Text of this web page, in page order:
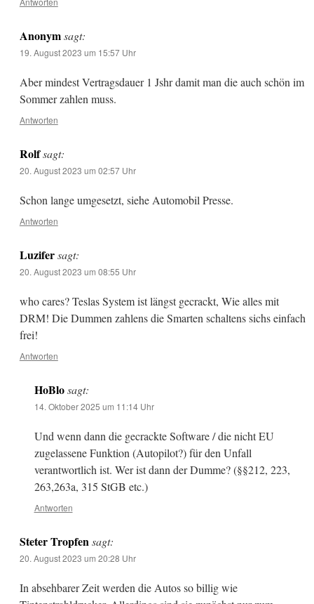
Anonym sagt:
19. August 2023 um 15:57 Uhr
Aber mindest Vertragsdauer 1 Jshr damit man die auch schön im
Sommer zahlen muss.
Antworten
Rolf sagt:
20. August 2023 um 02:57 Uhr
Schon lange umgesetzt, siehe Automobil Presse.
Antworten
Luzifer sagt:
20. August 2023 um 08:55 Uhr
who cares? Teslas System ist längst gecrackt, Wie alles mit
DRM! Die Dummen zahlens die Smarten schaltens sichs einfach
frei!
Antworten
HoBlo sagt:
14. Oktober 2025 um 11:14 Uhr
Und wenn dann die gecrackte Software / die nicht EU
zugelassene Funktion (Autopilot?) für den Unfall
verantwortlich ist. Wer ist dann der Dumme? (§§212, 223,
263,263a, 315 StGB etc.)
Antworten
Steter Tropfen sagt:
20. August 2023 um 20:28 Uhr
In absehbarer Zeit werden die Autos so billig wie